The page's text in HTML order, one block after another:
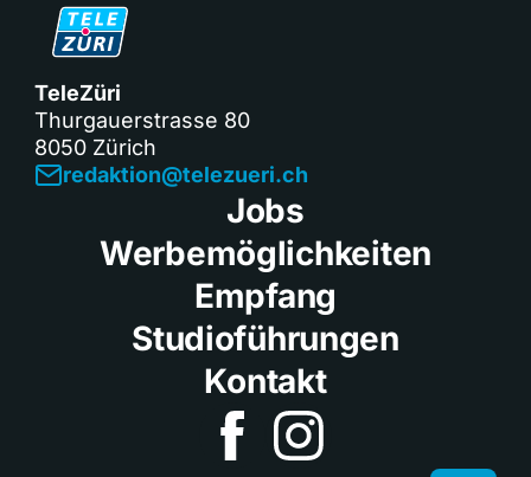
TeleZüri
Thurgauerstrasse 80
8050 Zürich
redaktion@telezueri.ch
Jobs
Werbemöglichkeiten
Empfang
Studioführungen
Kontakt